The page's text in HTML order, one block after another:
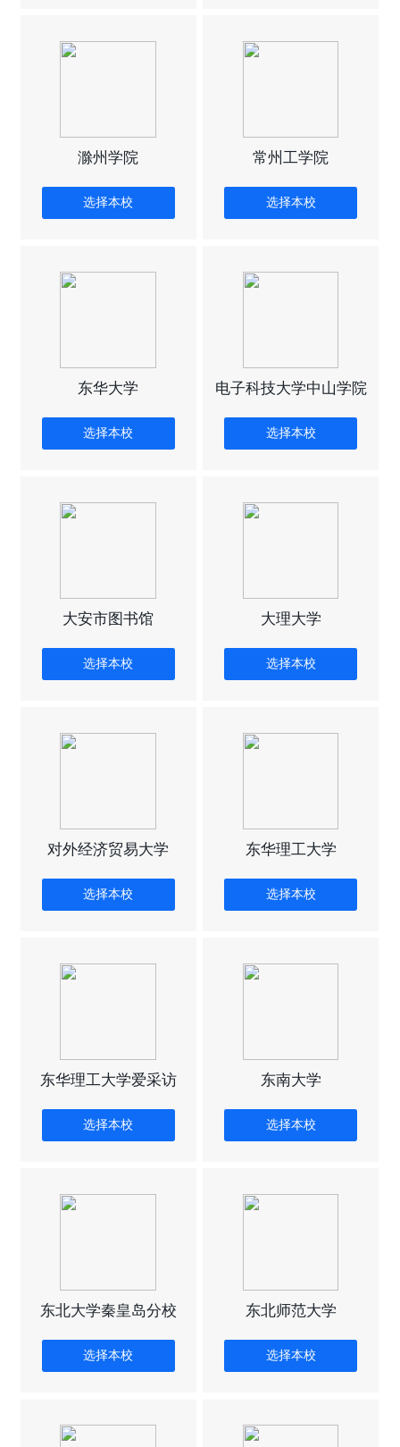
滁州学院
选择本校
常州工学院
选择本校
东华大学
选择本校
电子科技大学中山学院
选择本校
大安市图书馆
选择本校
大理大学
选择本校
对外经济贸易大学
选择本校
东华理工大学
选择本校
东华理工大学爱采访
选择本校
东南大学
选择本校
东北大学秦皇岛分校
选择本校
东北师范大学
选择本校